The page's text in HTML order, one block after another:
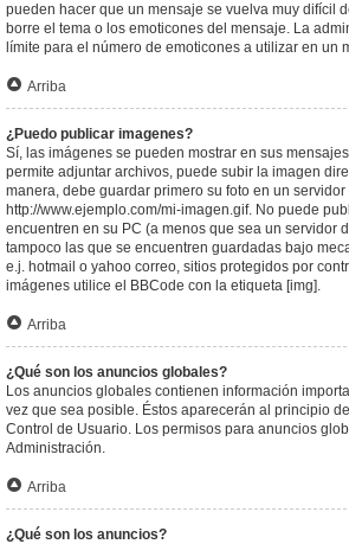
pueden hacer que un mensaje se vuelva muy difícil
borre el tema o los emoticones del mensaje. La
límite para el número de emoticones a utilizar en un
Arriba
¿Puedo publicar imagenes?
Sí, las imágenes se pueden mostrar en sus
permite adjuntar archivos, puede subir la imagen
manera, debe guardar primero su foto en un
http://www.ejemplo.com/mi-imagen.gif. No puede
encuentren en su PC (a menos que sea un servidor
tampoco las que se encuentren guardadas bajo
e.j. hotmail o yahoo correo, sitios protegidos por
imágenes utilice el BBCode con la etiqueta [img].
Arriba
¿Qué son los anuncios globales?
Los anuncios globales contienen información
vez que sea posible. Éstos aparecerán al principio
Control de Usuario. Los permisos para anuncios
Administración.
Arriba
¿Qué son los anuncios?